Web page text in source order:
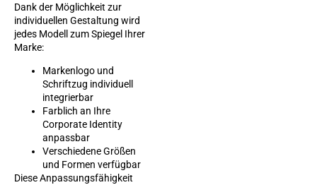
Dank der Möglichkeit zur
individuellen Gestaltung wird
jedes Modell zum Spiegel Ihrer
Marke:
Markenlogo und
Schriftzug individuell
integrierbar
Farblich an Ihre
Corporate Identity
anpassbar
Verschiedene Größen
und Formen verfügbar
Diese Anpassungsfähigkeit